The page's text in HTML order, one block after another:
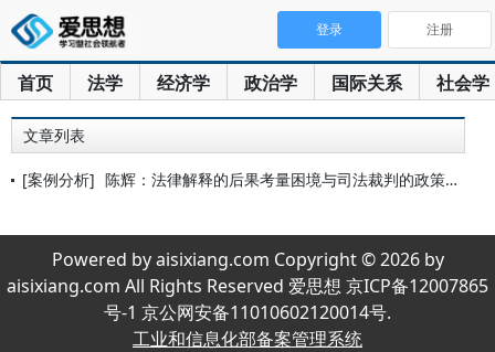
首页 法学 经济学 政治学 国际关系 社会学
登录 注册
文章列表
[案例分析] 陈辉：法律解释的后果考量困境与司法裁判的政策取向——以“知假
Powered by aisixiang.com Copyright © 2026 by
aisixiang.com All Rights Reserved 爱思想 京ICP备12007865
号-1 京公网安备11010602120014号.
工业和信息化部备案管理系统